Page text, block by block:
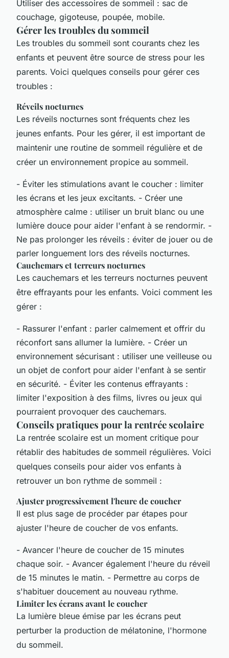
Utiliser des accessoires de sommeil : sac de
couchage, gigoteuse, poupée, mobile.
Gérer les troubles du sommeil
Les troubles du sommeil sont courants chez les
enfants et peuvent être source de stress pour les
parents. Voici quelques conseils pour gérer ces
troubles :
Réveils nocturnes
Les réveils nocturnes sont fréquents chez les
jeunes enfants. Pour les gérer, il est important de
maintenir une routine de sommeil régulière et de
créer un environnement propice au sommeil.
- Éviter les stimulations avant le coucher : limiter
les écrans et les jeux excitants. - Créer une
atmosphère calme : utiliser un bruit blanc ou une
lumière douce pour aider l'enfant à se rendormir. -
Ne pas prolonger les réveils : éviter de jouer ou de
parler longuement lors des réveils nocturnes.
Cauchemars et terreurs nocturnes
Les cauchemars et les terreurs nocturnes peuvent
être effrayants pour les enfants. Voici comment les
gérer :
- Rassurer l'enfant : parler calmement et offrir du
réconfort sans allumer la lumière. - Créer un
environnement sécurisant : utiliser une veilleuse ou
un objet de confort pour aider l'enfant à se sentir
en sécurité. - Éviter les contenus effrayants :
limiter l'exposition à des films, livres ou jeux qui
pourraient provoquer des cauchemars.
Conseils pratiques pour la rentrée scolaire
La rentrée scolaire est un moment critique pour
rétablir des habitudes de sommeil régulières. Voici
quelques conseils pour aider vos enfants à
retrouver un bon rythme de sommeil :
Ajuster progressivement l'heure de coucher
Il est plus sage de procéder par étapes pour
ajuster l'heure de coucher de vos enfants.
- Avancer l'heure de coucher de 15 minutes
chaque soir. - Avancer également l'heure du réveil
de 15 minutes le matin. - Permettre au corps de
s'habituer doucement au nouveau rythme.
Limiter les écrans avant le coucher
La lumière bleue émise par les écrans peut
perturber la production de mélatonine, l'hormone
du sommeil.